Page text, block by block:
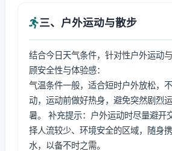
三、户外运动与散步
结合今日天气条件，针对性户外运动
顾安全性与体验感：
气温条件一般，适合短时户外放松，
动，运动前做好热身，避免突然剧烈
暑。 补充提示：户外运动时尽量避开
择人流较少、环境安全的区域，随身
水，以备不时之需。